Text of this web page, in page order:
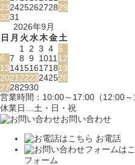
23242526272829
3031
2026年9月
日 月 火水木金土
1
2 3 4 5
6 7 8 9 1011 12
13141516171819
2021 2223242526
27282930
営業時間：10:00～17:00（12:00～
休業日…土・日・祝
お問い合わせ
お電話
フォーム